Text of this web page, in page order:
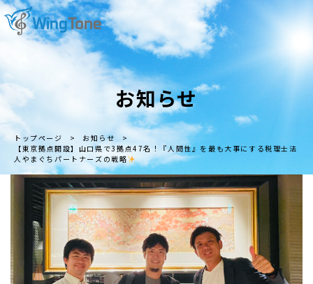
お知らせ
トップページ > お知らせ
>
【東京拠点開設】山口県で3拠点47名！『人間性』を最も大事にする税理士法
人やまぐちパートナーズの戦略